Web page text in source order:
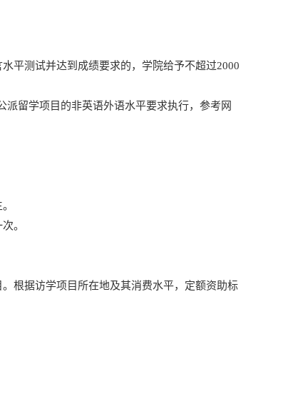
平测试并达到成绩要求的，学院给予不超过2000
留学项目的非英语外语水平要求执行，参考网
。
根据访学项目所在地及其消费水平，定额资助标